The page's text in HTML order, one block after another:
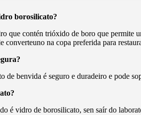
borosilicato?
que contén trióxido de boro que permite
na copa preferida para
de benvida é seguro e duradeiro e pode
é vidro de borosilicato, sen saír do